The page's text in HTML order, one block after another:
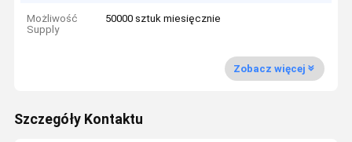
Możliwość
Supply
50000 sztuk miesięcznie
Zobacz więcej
Szczegóły Kontaktu